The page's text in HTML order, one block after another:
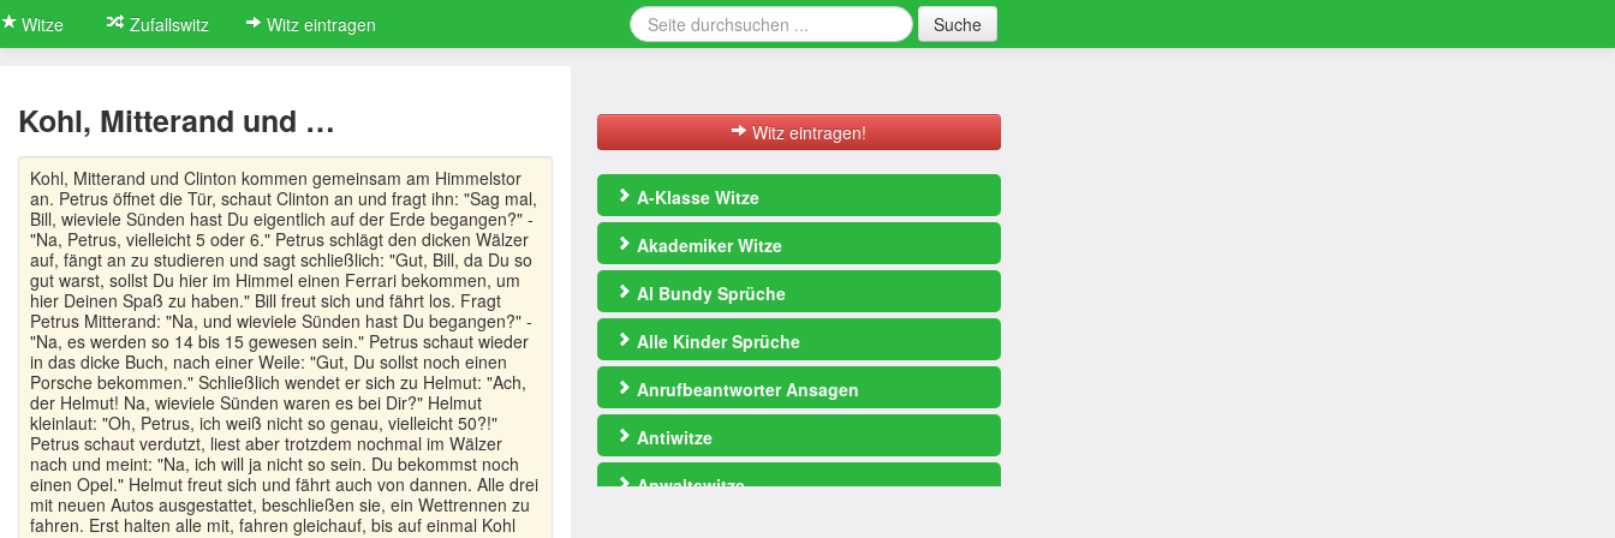
Witze Zufallswitz Witz eintragen Suche
Kohl, Mitterand und …
Kohl, Mitterand und Clinton kommen gemeinsam am Himmelstor
an. Petrus öffnet die Tür, schaut Clinton an und fragt ihn: "Sag mal,
Bill, wieviele Sünden hast Du eigentlich auf der Erde begangen?" -
"Na, Petrus, vielleicht 5 oder 6." Petrus schlägt den dicken Wälzer
auf, fängt an zu studieren und sagt schließlich: "Gut, Bill, da Du so
gut warst, sollst Du hier im Himmel einen Ferrari bekommen, um
hier Deinen Spaß zu haben." Bill freut sich und fährt los. Fragt
Petrus Mitterand: "Na, und wieviele Sünden hast Du begangen?" -
"Na, es werden so 14 bis 15 gewesen sein." Petrus schaut wieder
in das dicke Buch, nach einer Weile: "Gut, Du sollst noch einen
Porsche bekommen." Schließlich wendet er sich zu Helmut: "Ach,
der Helmut! Na, wieviele Sünden waren es bei Dir?" Helmut
kleinlaut: "Oh, Petrus, ich weiß nicht so genau, vielleicht 50?!"
Petrus schaut verdutzt, liest aber trotzdem nochmal im Wälzer
nach und meint: "Na, ich will ja nicht so sein. Du bekommst noch
einen Opel." Helmut freut sich und fährt auch von dannen. Alle drei
mit neuen Autos ausgestattet, beschließen sie, ein Wettrennen zu
fahren. Erst halten alle mit, fahren gleichauf, bis auf einmal Kohl
Witz eintragen!
A-Klasse Witze
Akademiker Witze
Al Bundy Sprüche
Alle Kinder Sprüche
Anrufbeantworter Ansagen
Antiwitze
Anwaltswitze